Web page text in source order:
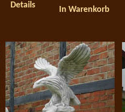
Details
In Warenkorb